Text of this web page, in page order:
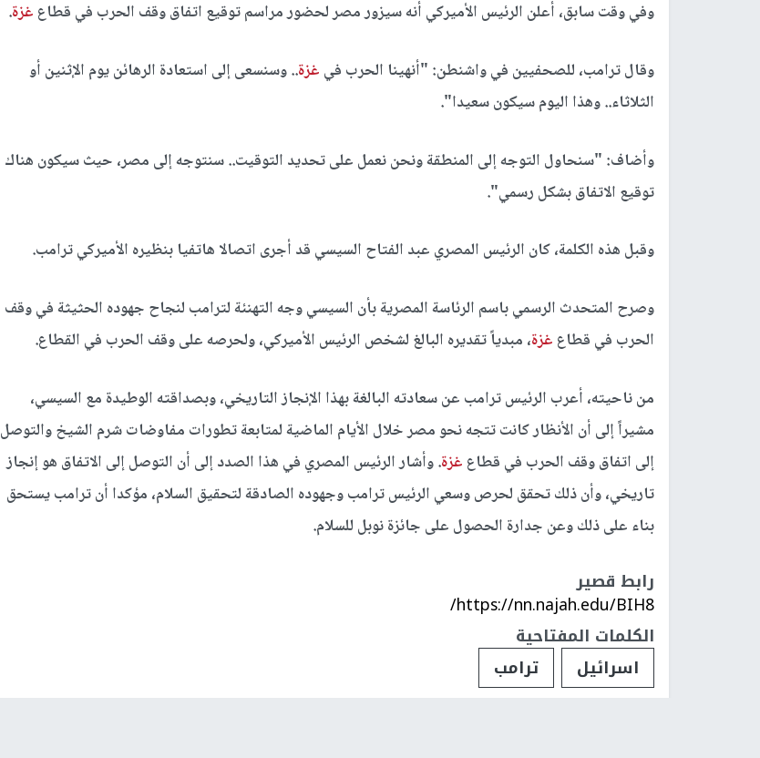
وفي وقت سابق، أعلن الرئيس الأميركي أنه سيزور مصر لحضور مراسم توقيع اتفاق وقف الحرب في قطاع غزة.
وقال ترامب، للصحفيين في واشنطن: "أنهينا الحرب في غزة.. وسنسعى إلى استعادة الرهائن يوم الإثنين أو
الثلاثاء.. وهذا اليوم سيكون سعيدا".
وأضاف: "سنحاول التوجه إلى المنطقة ونحن نعمل على تحديد التوقيت.. سنتوجه إلى مصر، حيث سيكون هناك
توقيع الاتفاق بشكل رسمي".
وقبل هذه الكلمة، كان الرئيس المصري عبد الفتاح السيسي قد أجرى اتصالا هاتفيا بنظيره الأميركي ترامب.
وصرح المتحدث الرسمي باسم الرئاسة المصرية بأن السيسي وجه التهنئة لترامب لنجاح جهوده الحثيثة في وقف
الحرب في قطاع غزة، مبدياً تقديره البالغ لشخص الرئيس الأميركي، ولحرصه على وقف الحرب في القطاع.
من ناحيته، أعرب الرئيس ترامب عن سعادته البالغة بهذا الإنجاز التاريخي، وبصداقته الوطيدة مع السيسي،
مشيراً إلى أن الأنظار كانت تتجه نحو مصر خلال الأيام الماضية لمتابعة تطورات مفاوضات شرم الشيخ والتوصل
إلى اتفاق وقف الحرب في قطاع غزة. وأشار الرئيس المصري في هذا الصدد إلى أن التوصل إلى الاتفاق هو إنجاز
تاريخي، وأن ذلك تحقق لحرص وسعي الرئيس ترامب وجهوده الصادقة لتحقيق السلام، مؤكدا أن ترامب يستحق
بناء على ذلك وعن جدارة الحصول على جائزة نوبل للسلام.
رابط قصير
https://nn.najah.edu/BIH8/
الكلمات المفتاحية
اسرائيل
ترامب